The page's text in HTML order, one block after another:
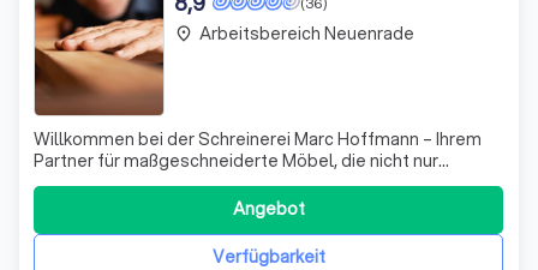
Willkommen bei der Schreinerei Marc Hoffmann – Ihrem
Partner für maßgeschneiderte Möbel, die nicht nur
funktional sind, sondern auch Ihre Persönlichkeit
widerspiegeln. In der dritten Generation vereinen wir
traditionelles Handwerk mit modernster Technik und
setzen alles daran, Ihre individuellen Wün
Verfügbarkeit
Angebot
place Arbeitsbereich Neuenrade